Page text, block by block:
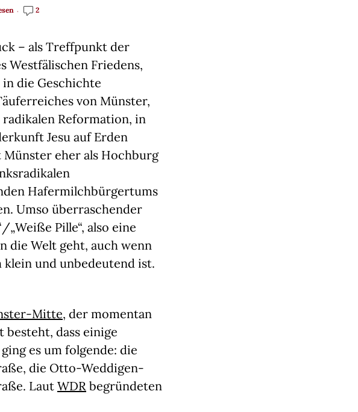
2
– als Treffpunkt der
Westfälischen Friedens,
die Geschichte
von Münster,
Reformation, in
Jesu auf Erden
eher als Hochburg
Hafermilchbürgertums
Umso überraschender
„Weiße Pille“, also eine
die Welt geht, auch wenn
und unbedeutend ist.
Mitte, der momentan
dass einige
es um folgende: die
die Otto-Weddigen-
Laut WDR begründeten